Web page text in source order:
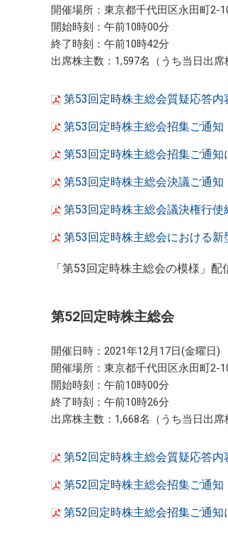
開催場所：東京都千代田区永田町
開始時刻：午前10時00分
終了時刻：午前10時42分
出席株主数：1,597名（うち当日出席
第53回定時株主総会質疑応答内
第53回定時株主総会招集ご通知
第53回定時株主総会招集ご通
第53回定時株主総会決議ご通知
第53回定時株主総会議決権行使
第53回定時株主総会における
「第53回定時株主総会の模様」配
第52回定時株主総会
開催日時：2021年12月17日(金曜日
開催場所：東京都千代田区永田町
開始時刻：午前10時00分
終了時刻：午前10時26分
出席株主数：1,668名（うち当日出席
第52回定時株主総会質疑応答内
第52回定時株主総会招集ご通知
第52回定時株主総会招集ご通